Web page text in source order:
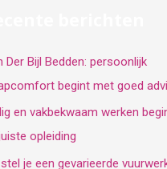
Der Bijl Bedden: persoonlijk
begint met goed
en vakbekwaam werken
opleiding
je een gevarieerde